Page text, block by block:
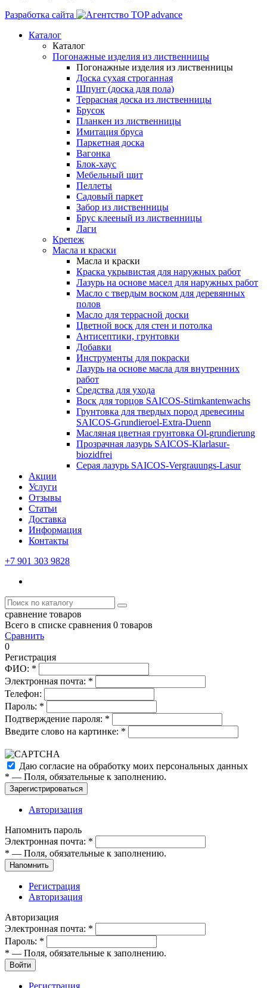
Разработка сайта
Каталог
Каталог
Погонажные изделия из лиственницы
Погонажные изделия из лиственницы
Доска сухая строганная
Шпунт (доска для пола)
Террасная доска из лиственницы
Брусок
Планкен из лиственницы
Имитация бруса
Паркетная доска
Вагонка
Блок-хаус
Мебельный щит
Пеллеты
Садовый паркет
Забор из лиственницы
Брус клееный из лиственницы
Лаги
Крепеж
Масла и краски
Масла и краски
Краска укрывистая для наружных работ
Лазурь на основе масел для наружных работ
Масло с твердым воском для деревянных
полов
Масло для террасной доски
Цветной воск для стен и потолка
Антисептики, грунтовки
Добавки
Инструменты для покраски
Лазурь на основе масла для внутренних
работ
Средства для ухода
Воск для торцов SAICOS-Stirnkantenwachs
Грунтовка для твердых пород древесины
SAICOS-Grundieroel-Extra-Duenn
Масляная цветная грунтовка Ol-grundierung
Прозрачная лазурь SAICOS-Klarlasur-
biozidfrei
Серая лазурь SAICOS-Vergrauungs-Lasur
Акции
Услуги
Отзывы
Статьи
Доставка
Информация
Контакты
+7 901 303 9828
сравнение товаров
Всего в списке сравнения 0 товаров
Сравнить
0
Регистрация
ФИО: *
Электронная почта: *
Телефон:
Пароль: *
Подтверждение пароля: *
Введите слово на картинке: *
Даю согласие на обработку моих персональных данных
* — Поля, обязательные к заполнению.
Зарегистрироваться
Авторизация
Напомнить пароль
Электронная почта: *
* — Поля, обязательные к заполнению.
Напомнить
Регистрация
Авторизация
Авторизация
Электронная почта: *
Пароль: *
* — Поля, обязательные к заполнению.
Войти
Регистрация